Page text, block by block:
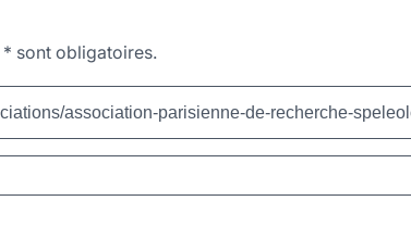
* sont obligatoires.